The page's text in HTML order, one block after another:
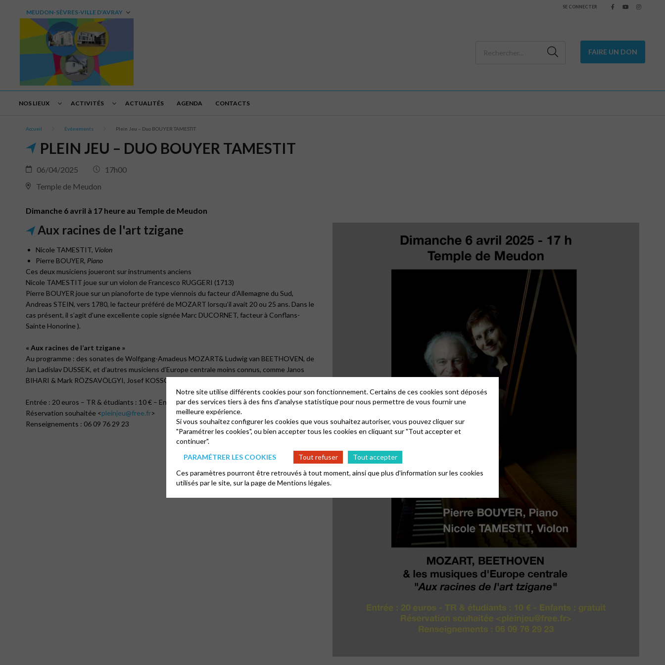
MEUDON-SÈVRES-VILLE D’AVRAY
SE CONNECTER
FAIRE UN DON
NOS LIEUX ACTIVITÉS ACTUALITÉS AGENDA CONTACTS
Accueil Événements Plein Jeu – Duo BOUYER TAMESTIT
PLEIN JEU – DUO BOUYER TAMESTIT
06/04/2025
17h00
Temple de Meudon
Dimanche 6 avril à 17 heure au Temple de Meudon
Aux racines de l'art tzigane
Nicole TAMESTIT, Violon
Pierre BOUYER, Piano
Ces deux musiciens joueront sur instruments anciens
Nicole TAMESTIT joue sur un violon de Francesco RUGGERI (1713)
Pierre BOUYER joue sur un pianoforte de type viennois du facteur d’Allemagne du Sud,
Andreas STEIN, vers 1780, le facteur préféré de MOZART lorsqu’il avait 20 ou 25 ans. Dans le
cas présent, il s’agit d’une excellente copie signée Marc DUCORNET, facteur à Conflans-
Sainte Honorine ).
« Aux racines de l’art tzigane »
Au programme : des sonates de Wolfgang-Amadeus MOZART& Ludwig van BEETHOVEN, de
Jan Ladislav DUSSEK, et d’autres musiciens d’Europe centrale moins connus, comme Janos
BIHARI & Mark RÖZSAVÖLGYI, Josef KOSSOVITS, Antal György CSERMAK, György ADLER)
Entrée : 20 euros – TR & étudiants : 10 € – Enfants : gratuit
Réservation souhaitée <pleinjeu@free.fr>
Renseignements : 06 09 76 29 23
Notre site utilise différents cookies pour son fonctionnement. Certains de ces cookies sont déposés
par des services tiers à des fins d'analyse statistique pour nous permettre de vous fournir une
meilleure expérience.
Si vous souhaitez configurer les cookies que vous souhaitez autoriser, vous pouvez cliquer sur
"Paramétrer les cookies", ou bien accepter tous les cookies en cliquant sur "Tout accepter et
continuer".
PARAMÉTRER LES COOKIES
Tout refuser
Tout accepter
Ces paramètres pourront être retrouvés à tout moment, ainsi que plus d'information sur les cookies
utilisés par le site, sur la page deMentions légales.